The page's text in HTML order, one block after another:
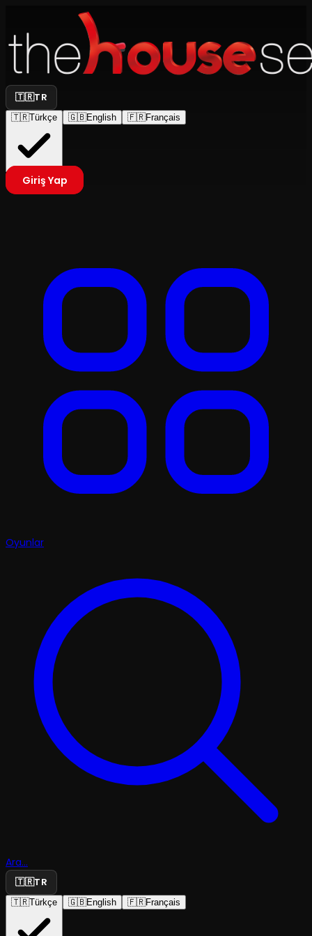
🇹🇷TR
🇹🇷Türkçe 🇬🇧English 🇫🇷Français
Giriş Yap
Oyunlar
Ara...
🇹🇷TR
🇹🇷Türkçe 🇬🇧English 🇫🇷Français